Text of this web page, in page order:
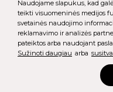
TAPTI
Naudojame slapukus, kad
teikti visuomeninės medijos
svetainės naudojimo
reklamavimo ir analizės
pateiktos arba naudojant
Sužinoti daugiau arba